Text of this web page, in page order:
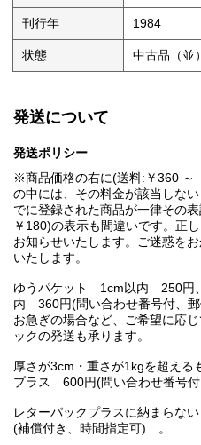
刊行年 1984
状態 中古品（並）
発送について
発送ポリシー
※商品価格の右に(送料:￥360 ～
の中には、その料金が該当しな
でに登録された商品が一律その
￥180)の表示も間違いです。正
お知らせいたします。ご迷惑を
いたします。
ゆうパケット 1cm以内 250
内 360円(問い合わせ番号付、
お急ぎの場合など、ご希望に応
ックの発送も承ります。
厚さが3cm・重さが1kgを超え
プラス 600円(問い合わせ番号
レターパックプラスに納まらな
(補償付き、時間指定可) 。